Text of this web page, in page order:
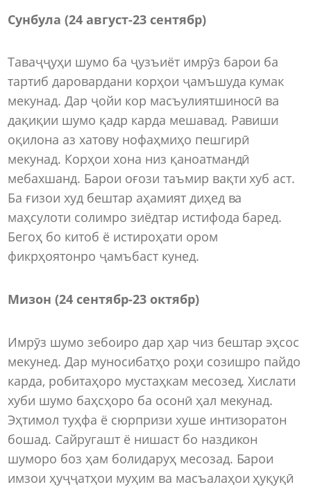
Сунбула (24 август-23 сентябр)
Таваҷҷуҳи шумо ба ҷузъиёт имрӯз барои ба
тартиб даровардани корҳои ҷамъшуда кумак
мекунад. Дар ҷойи кор масъулиятшиносӣ ва
дақиқии шумо қадр карда мешавад. Равиши
оқилона аз хатову нофаҳмиҳо пешгирӣ
мекунад. Корҳои хона низ қаноатмандӣ
мебахшанд. Барои оғози таъмир вақти хуб аст.
Ба ғизои худ бештар аҳамият диҳед ва
маҳсулоти солимро зиёдтар истифода баред.
Бегоҳ бо китоб ё истироҳати ором
фикрҳоятонро ҷамъбаст кунед.
Мизон (24 сентябр-23 октябр)
Имрӯз шумо зебоиро дар ҳар чиз бештар эҳсос
мекунед. Дар муносибатҳо роҳи созишро пайдо
карда, робитаҳоро мустаҳкам месозед. Хислати
хуби шумо баҳсҳоро ба осонӣ ҳал мекунад.
Эҳтимол туҳфа ё сюрпризи хуше интизоратон
бошад. Сайругашт ё нишаст бо наздикон
шуморо боз ҳам болидаруҳ месозад. Барои
имзои ҳуҷҷатҳои муҳим ва масъалаҳои ҳуқуқӣ